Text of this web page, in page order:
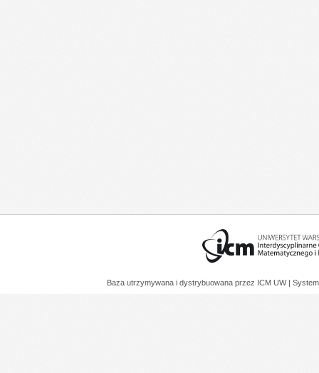
Baza utrzymywana i dystrybuowana przez ICM UW |